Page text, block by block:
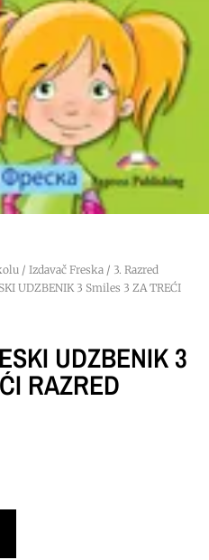
/ Izdavač Freska / 3. Razred
UDZBENIK 3 Smiles 3 ZA TREĆI
UDZBENIK 3
RAZRED